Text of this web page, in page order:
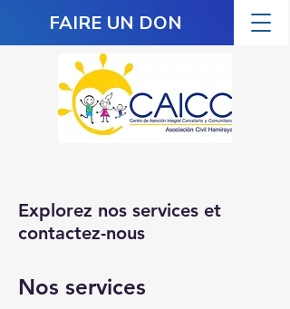
FAIRE UN DON
Explorez nos services et
contactez-nous
Nos services